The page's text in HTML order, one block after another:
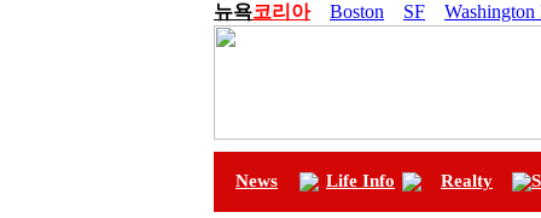
뉴욕코리아 Boston SF Washington
News Life Info Realty